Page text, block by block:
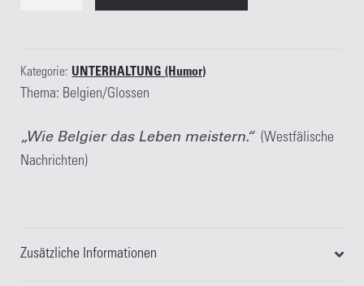
Menge
Kategorie: UNTERHALTUNG (Humor)
Thema: Belgien/Glossen
„Wie Belgier das Leben meistern.“ (Westfälische
Nachrichten)
Zusätzliche Informationen